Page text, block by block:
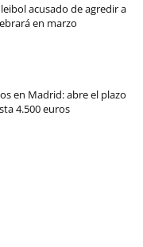
acusado de agredir a
en marzo
en Madrid: abre el plazo
4.500 euros